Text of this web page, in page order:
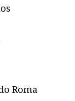
Roma